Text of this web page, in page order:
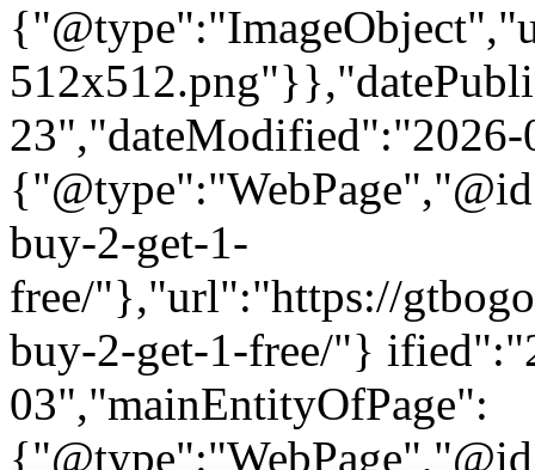
buy-2-get-1-
free/"},"url":"https://
buy-2-get-1-free/"}
03","mainEntityOfPage":